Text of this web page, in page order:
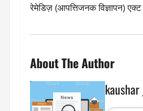
रेमेडिज़ (आपत्तिजनक विज्ञापन)
About The Author